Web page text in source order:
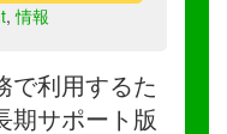
,情報
で利用するた
期サポート版